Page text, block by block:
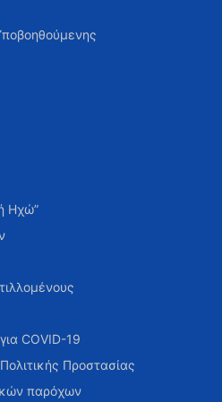
Ηχώ”
COVID-19
Προστασίας
παρόχων